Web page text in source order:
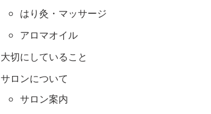
はり灸・マッサージ
アロマオイル
大切にしていること
サロンについて
サロン案内